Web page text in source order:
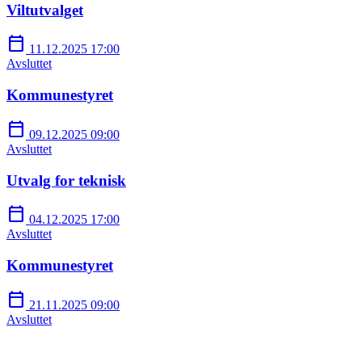
Viltutvalget
calendar_today 11.12.2025 17:00
Avsluttet
Kommunestyret
calendar_today 09.12.2025 09:00
Avsluttet
Utvalg for teknisk
calendar_today 04.12.2025 17:00
Avsluttet
Kommunestyret
calendar_today 21.11.2025 09:00
Avsluttet